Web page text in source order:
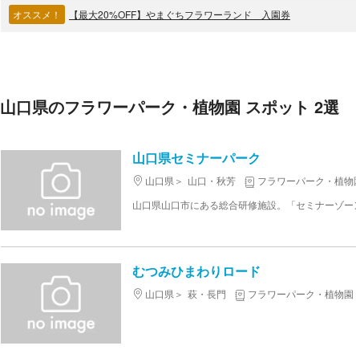
オススメ！ 【最大20%OFF】やまぐちフラワーランド 入園券
山口県のフラワーパーク・植物園 スポット 2選
山口県セミナーパーク
山口県 山口・秋芳 フラワーパーク・植物
むつみひまわりロード
山口県 萩・長門 フラワーパーク・植物園